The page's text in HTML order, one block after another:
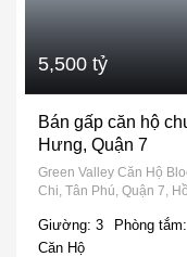
5,500 tỷ
Bán gấp căn hộ
Hưng, Quận 7
Green Valley Căn Hộ
Chi, Tân Phú, Quận 7,
Giường: 3 Phòng
Căn Hộ